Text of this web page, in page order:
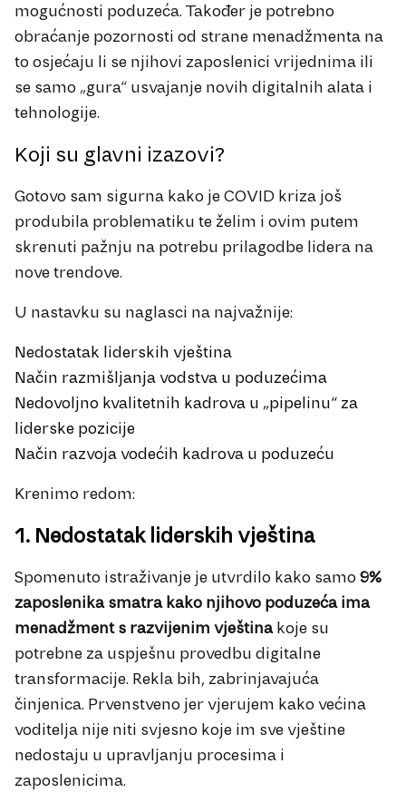
mogućnosti poduzeća. Također je potrebno
obraćanje pozornosti od strane menadžmenta na
to osjećaju li se njihovi zaposlenici vrijednima ili
se samo „gura“ usvajanje novih digitalnih alata i
tehnologije.
Koji su glavni izazovi?
Gotovo sam sigurna kako je COVID kriza još
produbila problematiku te želim i ovim putem
skrenuti pažnju na potrebu prilagodbe lidera na
nove trendove.
U nastavku su naglasci na najvažnije:
Nedostatak liderskih vještina
Način razmišljanja vodstva u poduzećima
Nedovoljno kvalitetnih kadrova u „pipelinu“ za
liderske pozicije
Način razvoja vodećih kadrova u poduzeću
Krenimo redom:
1. Nedostatak liderskih vještina
Spomenuto istraživanje je utvrdilo kako samo 9%
zaposlenika smatra kako njihovo poduzeća ima
menadžment s razvijenim vještinakoje su
potrebne za uspješnu provedbu digitalne
transformacije. Rekla bih, zabrinjavajuća
činjenica. Prvenstveno jer vjerujem kako većina
voditelja nije niti svjesno koje im sve vještine
nedostaju u upravljanju procesima i
zaposlenicima.